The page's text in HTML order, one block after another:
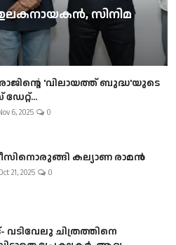
സിനിമ
'വിലായത്ത് ബുദ്ധ'യുടെ
ഡേറ്റ്...
6, 2025 0
കല്യാണ രാമൻ
21, 2025 0
ചിത്രത്തിനെ